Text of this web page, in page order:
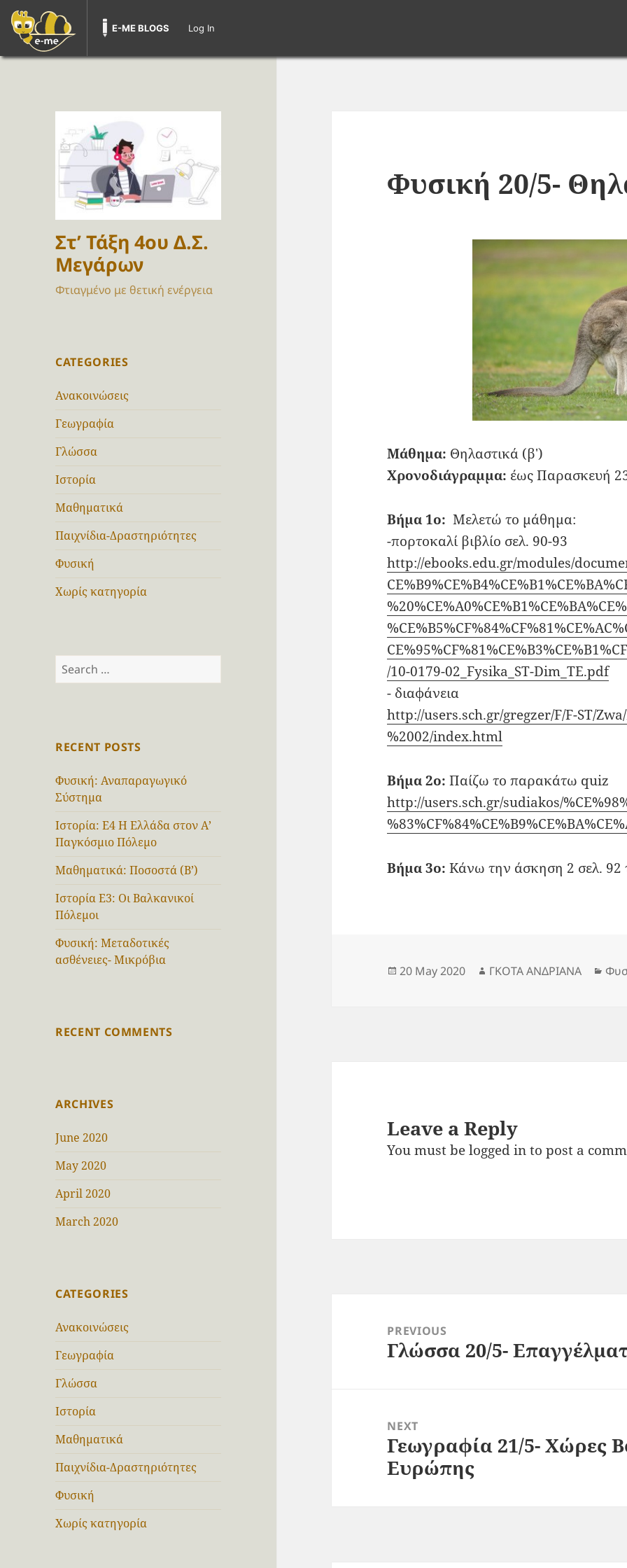
E-ME BLOGS Log In
Στ’ Τάξη 4ου Δ.Σ.
Μεγάρων
Φτιαγμένο με θετική ενέργεια
CATEGORIES
Ανακοινώσεις
Γεωγραφία
Γλώσσα
Ιστορία
Μαθηματικά
Παιχνίδια-Δραστηριότητες
Φυσική
Χωρίς κατηγορία
Search
for:
RECENT POSTS
Φυσική: Αναπαραγωγικό
Σύστημα
Ιστορία: Ε4 Η Ελλάδα στον Α’
Παγκόσμιο Πόλεμο
Μαθηματικά: Ποσοστά (Β’)
Ιστορία Ε3: Οι Βαλκανικοί
Πόλεμοι
Φυσική: Μεταδοτικές
ασθένειες- Μικρόβια
RECENT COMMENTS
ARCHIVES
June 2020
May 2020
April 2020
March 2020
CATEGORIES
Ανακοινώσεις
Γεωγραφία
Γλώσσα
Ιστορία
Μαθηματικά
Παιχνίδια-Δραστηριότητες
Φυσική
Χωρίς κατηγορία
Φυσική 20/5-
Μάθημα: Θηλαστικά (β')
Χρονοδιάγραμμα: έως Παρασκευή
Βήμα 1ο: Μελετώ το μάθημα:
-πορτοκαλί βιβλίο σελ. 90-93
http://ebooks.edu.gr/modules/
/10-0179-02_Fysika_ST-Dim_TE.pdf
- διαφάνεια
http://users.sch.gr/gregzer/F/F-ST/
%2002/index.html
Βήμα 2ο:Παίζω το παρακάτω quiz
http://users.sch.gr/sudiakos/
Βήμα 3ο:Κάνω την άσκηση 2 σελ. 92
Posted
20 May 2020 Author
ΓΚΟΤΑ ΑΝΔΡΙΑΝΑ
Leave a Reply
You must belogged into post a
navigationPREVIOUS
Previous
Γλώσσα 20/5-
NEXT
Next
post:
Γεωγραφία 21/5- Χώρες
Ευρώπης